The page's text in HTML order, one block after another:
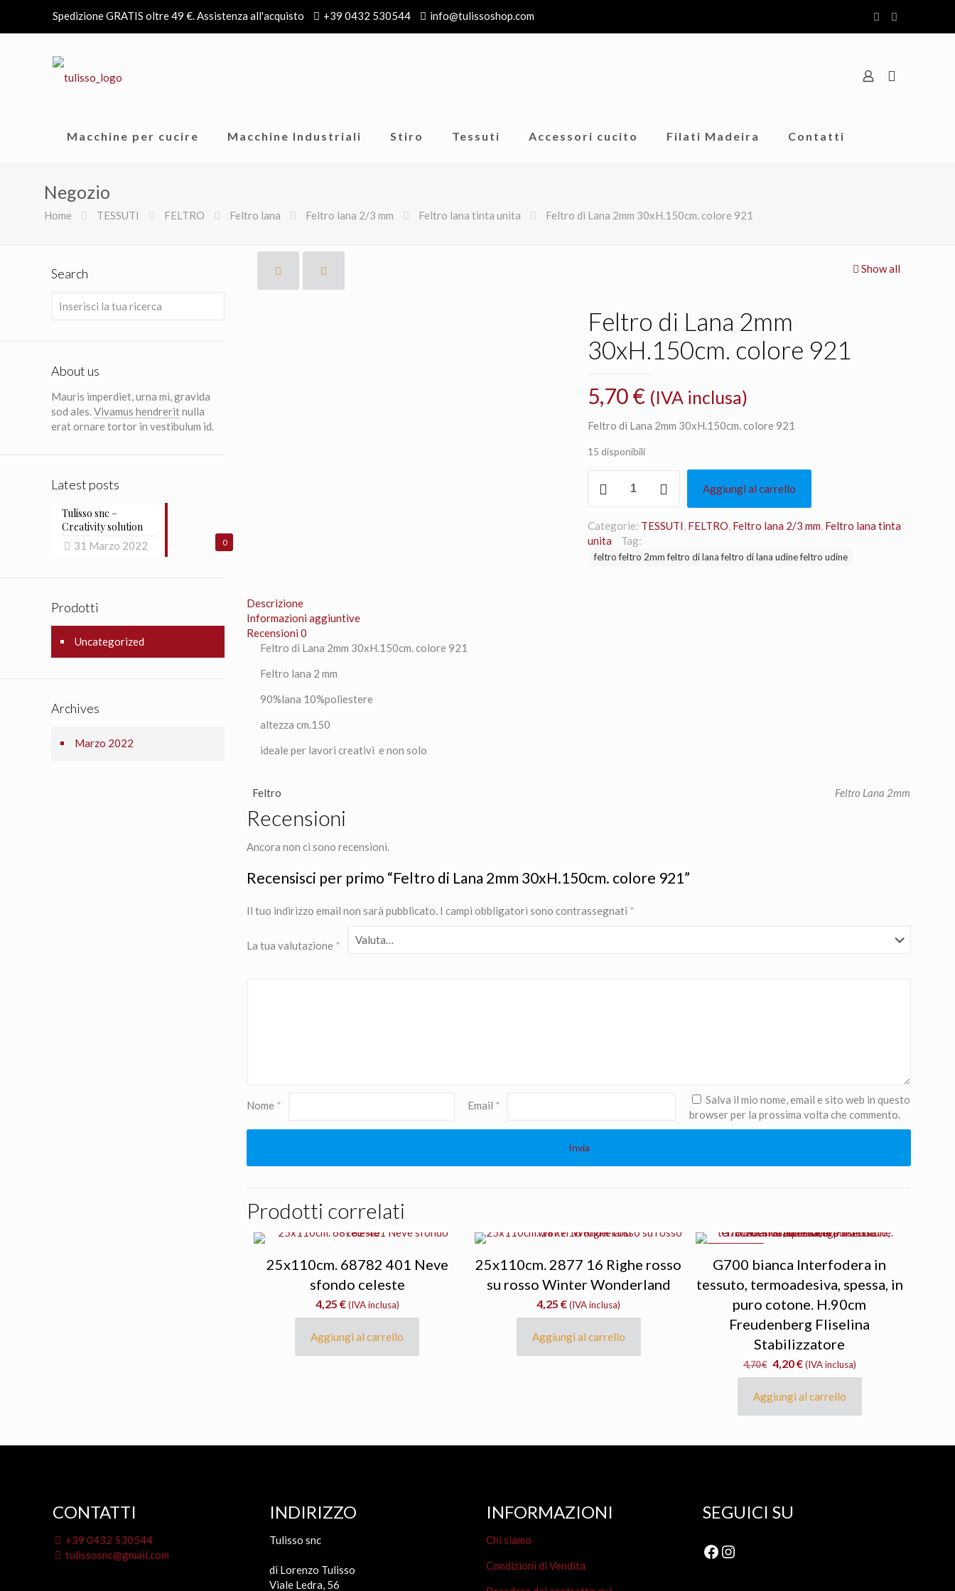
Spedizione GRATIS oltre 49 €. Assistenza all'acquisto +39 0432 530544 info@tulissoshop.com
Macchine per cucire Macchine Industriali Stiro Tessuti Accessori cucito Filati Madeira Contatti
Negozio
Home TESSUTI FELTRO Feltro lana Feltro lana 2/3 mm Feltro lana tinta unita Feltro di Lana 2mm 30xH.150cm. colore 921
Show all
Feltro di Lana 2mm
30xH.150cm. colore 921
5,70€ (IVA inclusa)
Feltro di Lana 2mm 30xH.150cm. colore 921
15 disponibili
2mm
30xH.150cm.
colore
Aggiungi al carrello
Categorie: TESSUTI, FELTRO, Feltro lana 2/3 mm, Feltro lana tinta
unita
Tag:
feltro feltro 2mm feltro di lana feltro di lana udine feltro udine
Descrizione
Informazioni aggiuntive
Recensioni0
Feltro di Lana 2mm 30xH.150cm. colore 921
Feltro lana 2 mm
90%lana 10%poliestere
altezza cm.150
ideale per lavori creativi e non solo
Feltro Feltro Lana 2mm
Recensioni
Ancora non ci sono recensioni.
Recensisci per primo “Feltro di Lana 2mm 30xH.150cm. colore 921”
Il tuo indirizzo email non sarà pubblicato. I campi obbligatori sono contrassegnati *
La tua valutazione *
Nome * Email *
Salva il mio nome, email e sito web in questo
browser per la prossima volta che commento.
Prodotti correlati
25x110cm. 68782 401 Neve
sfondo celeste
4,25 €(IVA inclusa)
Aggiungi al carrello
25x110cm. 2877 16 Righe rosso
su rosso Winter Wonderland
4,25€(IVA inclusa)
Aggiungi al carrello
G700 bianca Interfodera in
tessuto, termoadesiva, spessa, in
puro cotone. H.90cm
Freudenberg Fliselina
Stabilizzatore
4,70€ Il
prezzo
originale
era:
4,20€Il
prezzo
attuale
(IVA inclusa)
Aggiungi al carrello
Search
About us
Mauris imperdiet, urna mi, gravida
sod ales.Vivamus hendreritnulla
erat ornare tortor in vestibulum id.
Latest posts
0
Tulisso snc –
Creativity solution
31 Marzo 2022
Prodotti
Uncategorized
Archives
Marzo 2022
CONTATTI
+39 0432 530544
tulissosnc@gmail.com
INDIRIZZO
Tulisso snc
di Lorenzo Tulisso
Viale Ledra, 56
INFORMAZIONI
Chi siamo
Condizioni di Vendita
SEGUICI SU
Facebook
Instagram